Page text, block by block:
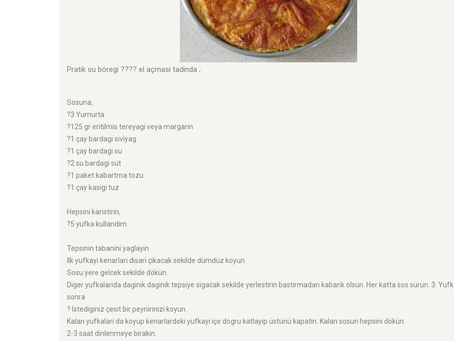
Pratik su böregi ???? el açmasi tadinda ;
Sosuna;
?3 Yumurta
?125 gr eritilmis tereyagi veya margarin
?1 çay bardagi siviyag
?1 çay bardagi su
?2 su bardagi süt
?1 paket kabartma tozu
?1 çay kasigi tuz
Hepsini karistirin,
?5 yufka kullandim
Tepsinin tabanini yaglayin
Ilk yufkayi kenarlari disari çikacak sekilde dümdüz koyun.
Sosu yere gelcek sekilde dökün.
Diger yufkalarida daginik daginik tepsiye sigacak sekilde yerlestirin bastirmadan kabarik olsun. Her katta sos sürün. 3.
sonra
? Istediginiz çesit bir peynirinizi koyun.
Kalan yufkalari da koyup kenarlardeki yufkayi içe dogru katlayip üstünü kapatin. Kalan sosun hepsini dökün.
2-3 saat dinlenmeye birakin.